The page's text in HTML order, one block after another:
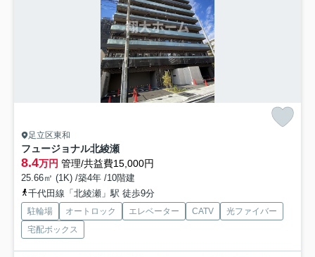
足立区東和
フュージョナル北綾瀬
8.4万円 管理/共益費15,000円
25.66㎡ (1K) /築4年 /10階建
千代田線「北綾瀬」駅 徒歩9分
駐輪場 オートロック エレベーター CATV
光ファイバー
宅配ボックス